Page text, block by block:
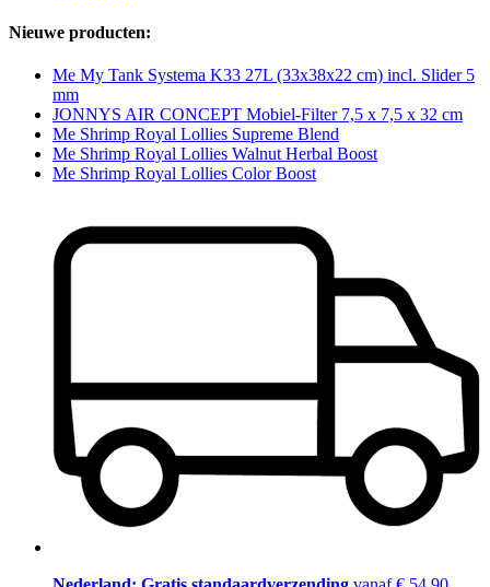
Nieuwe producten:
Me My Tank Systema K33 27L (33x38x22 cm) incl. Slider 5
mm
JONNYS AIR CONCEPT Mobiel-Filter 7,5 x 7,5 x 32 cm
Me Shrimp Royal Lollies Supreme Blend
Me Shrimp Royal Lollies Walnut Herbal Boost
Me Shrimp Royal Lollies Color Boost